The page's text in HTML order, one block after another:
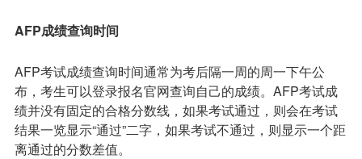
AFP成绩查询时间
AFP考试成绩查询时间通常为考后隔一周的周一下午公
布，考生可以登录报名官网查询自己的成绩。AFP考试成
绩并没有固定的合格分数线，如果考试通过，则会在考试
结果一览显示“通过”二字，如果考试不通过，则显示一个距
离通过的分数差值。